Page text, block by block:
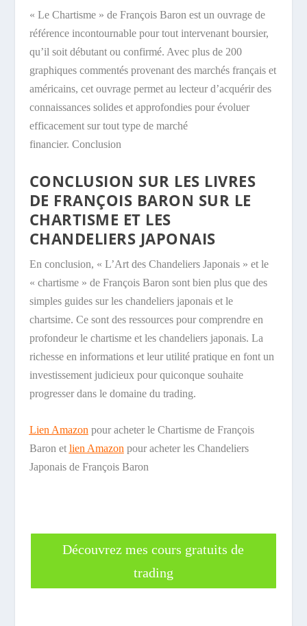
« Le Chartisme » de François Baron est un ouvrage de
référence incontournable pour tout intervenant boursier,
qu’il soit débutant ou confirmé. Avec plus de 200
graphiques commentés provenant des marchés français et
américains, cet ouvrage permet au lecteur d’acquérir des
connaissances solides et approfondies pour évoluer
efficacement sur tout type de marché
financier. Conclusion
CONCLUSION SUR LES LIVRES
DE FRANÇOIS BARON SUR LE
CHARTISME ET LES
CHANDELIERS JAPONAIS
En conclusion, « L’Art des Chandeliers Japonais » et le
« chartisme » de François Baron sont bien plus que des
simples guides sur les chandeliers japonais et le
chartsime. Ce sont des ressources pour comprendre en
profondeur le chartisme et les chandeliers japonais. La
richesse en informations et leur utilité pratique en font un
investissement judicieux pour quiconque souhaite
progresser dans le domaine du trading.
Lien Amazon pour acheter le Chartisme de François
Baron et lien Amazon pour acheter les Chandeliers
Japonais de François Baron
Découvrez mes cours gratuits de
trading